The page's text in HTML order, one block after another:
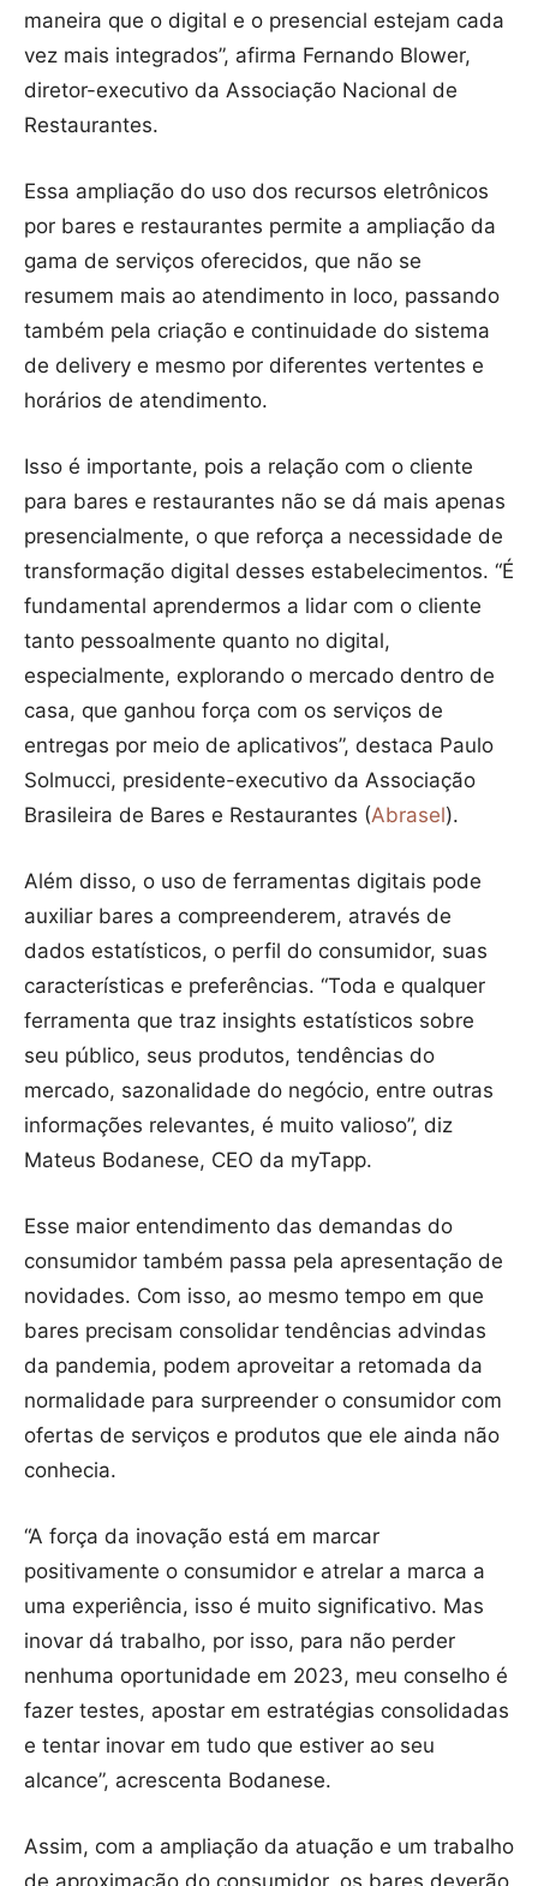
maneira que o digital e o presencial estejam cada
vez mais integrados”, afirma Fernando Blower,
diretor-executivo da Associação Nacional de
Restaurantes.
Essa ampliação do uso dos recursos eletrônicos
por bares e restaurantes permite a ampliação da
gama de serviços oferecidos, que não se
resumem mais ao atendimento in loco, passando
também pela criação e continuidade do sistema
de delivery e mesmo por diferentes vertentes e
horários de atendimento.
Isso é importante, pois a relação com o cliente
para bares e restaurantes não se dá mais apenas
presencialmente, o que reforça a necessidade de
transformação digital desses estabelecimentos. “É
fundamental aprendermos a lidar com o cliente
tanto pessoalmente quanto no digital,
especialmente, explorando o mercado dentro de
casa, que ganhou força com os serviços de
entregas por meio de aplicativos”, destaca Paulo
Solmucci, presidente-executivo da Associação
Brasileira de Bares e Restaurantes (Abrasel).
Além disso, o uso de ferramentas digitais pode
auxiliar bares a compreenderem, através de
dados estatísticos, o perfil do consumidor, suas
características e preferências. “Toda e qualquer
ferramenta que traz insights estatísticos sobre
seu público, seus produtos, tendências do
mercado, sazonalidade do negócio, entre outras
informações relevantes, é muito valioso”, diz
Mateus Bodanese, CEO da myTapp.
Esse maior entendimento das demandas do
consumidor também passa pela apresentação de
novidades. Com isso, ao mesmo tempo em que
bares precisam consolidar tendências advindas
da pandemia, podem aproveitar a retomada da
normalidade para surpreender o consumidor com
ofertas de serviços e produtos que ele ainda não
conhecia.
“A força da inovação está em marcar
positivamente o consumidor e atrelar a marca a
uma experiência, isso é muito significativo. Mas
inovar dá trabalho, por isso, para não perder
nenhuma oportunidade em 2023, meu conselho é
fazer testes, apostar em estratégias consolidadas
e tentar inovar em tudo que estiver ao seu
alcance”, acrescenta Bodanese.
Assim, com a ampliação da atuação e um trabalho
de aproximação do consumidor, os bares deverão